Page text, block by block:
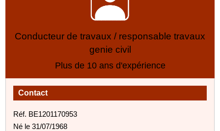
Conducteur de travaux / responsable travaux
genie civil
Plus de 10 ans d'expérience
Contact
Réf. BE1201170953
Né le 31/07/1968